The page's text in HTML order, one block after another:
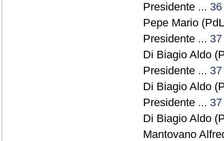
Presidente ... 36
Pepe Mario
Presidente ... 37
Di Biagio Aldo
Presidente ... 37
Di Biagio Aldo
Presidente ... 37
Di Biagio Aldo
Mantovano